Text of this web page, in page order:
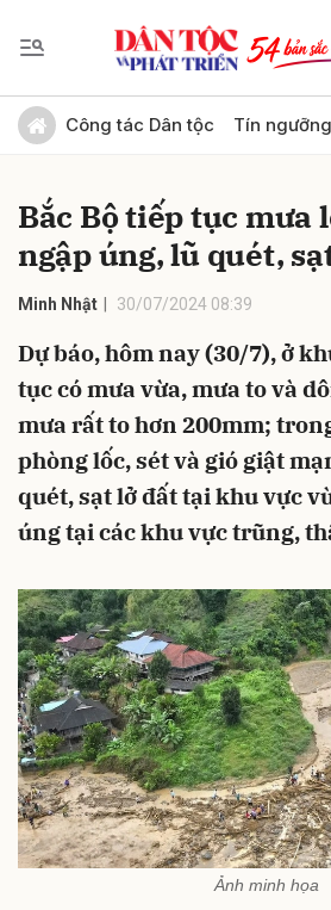
Công tác Dân tộc Tín
Bắc Bộ tiếp tục mưa
ngập úng, lũ quét,
Minh Nhật 30/07/2024 08:39
Dự báo, hôm nay (30/7), ở
tục có mưa vừa, mưa to và
mưa rất to hơn 200mm;
phòng lốc, sét và gió giật
quét, sạt lở đất tại khu vực
úng tại các khu vực trũng,
Ảnh minh họa
Gửi bình luận